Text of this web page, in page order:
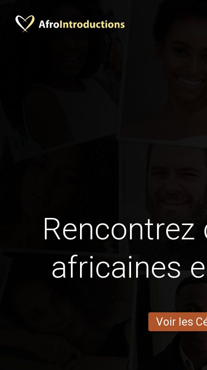
africaines
Voir les